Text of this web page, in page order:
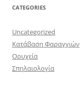
CATEGORIES
Uncategorized
Κατάβαση Φαραγγιών
Ορυχεία
Σπηλαιολογία